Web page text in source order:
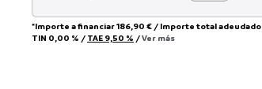
*Importe a financiar186,90 € / Importe total adeudado
TIN 0,00 % / TAE 9,50 % /Ver más